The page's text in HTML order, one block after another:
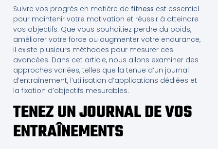
Suivre vos progrès en matière de fitness est essentiel
pour maintenir votre motivation et réussir à atteindre
vos objectifs. Que vous souhaitiez perdre du poids,
améliorer votre force ou augmenter votre endurance,
il existe plusieurs méthodes pour mesurer ces
avancées. Dans cet article, nous allons examiner des
approches variées, telles que la tenue d’un journal
d’entraînement, l’utilisation d’applications dédiées et
la fixation d’objectifs mesurables.
TENEZ UN JOURNAL DE VOS
ENTRAÎNEMENTS